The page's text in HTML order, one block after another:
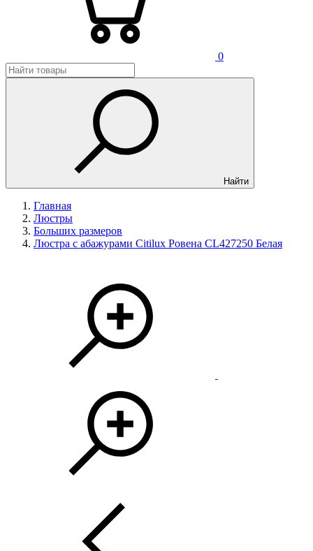
0
Найти
Главная
Люстры
Больших размеров
Люстра с абажурами Citilux Ровена CL427250 Белая